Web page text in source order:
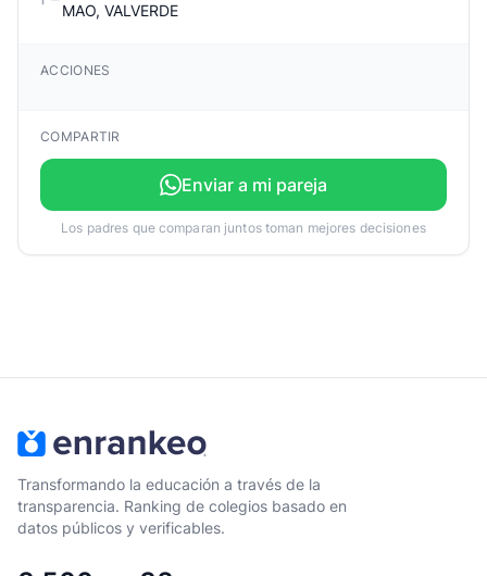
MAO, VALVERDE
ACCIONES
COMPARTIR
Enviar a mi pareja
Los padres que comparan juntos toman mejores decisiones
Transformando la educación a través de la
transparencia. Ranking de colegios basado en
datos públicos y verificables.